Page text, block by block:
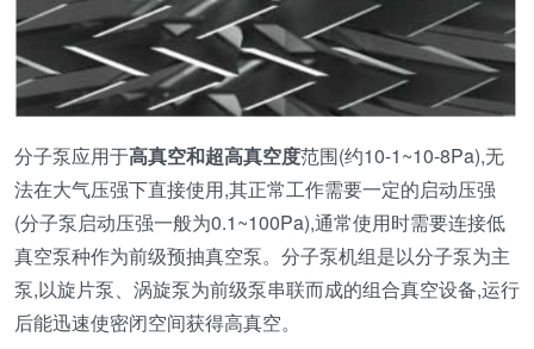
分子泵应用于高真空和超高真空度范围(约10-1~10-8Pa),无
法在大气压强下直接使用,其正常工作需要一定的启动压强
(分子泵启动压强一般为0.1~100Pa),通常使用时需要连接低
真空泵种作为前级预抽真空泵。分子泵机组是以分子泵为主
泵,以旋片泵、涡旋泵为前级泵串联而成的组合真空设备,运行
后能迅速使密闭空间获得高真空。